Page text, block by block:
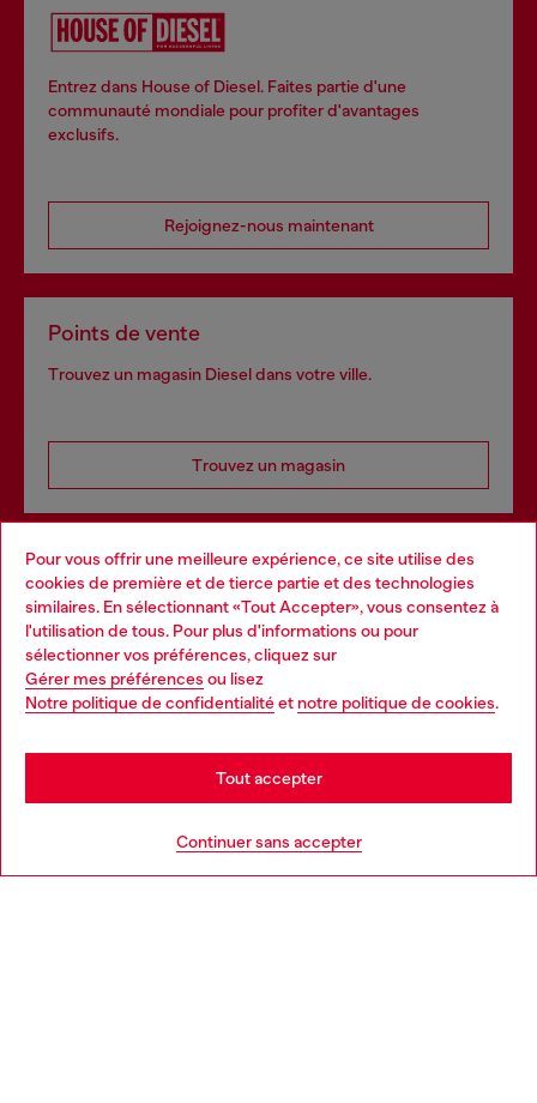
Pour vous offrir une meilleure expérience, ce site utilise des
cookies de première et de tierce partie et des technologies
similaires. En sélectionnant «Tout Accepter», vous consentez à
l'utilisation de tous. Pour plus d'informations ou pour
sélectionner vos préférences, cliquez sur
Gérer mes préférences ou lisez
Notre politique de confidentialitéet notre politique de cookies.
Continuer sans accepter
Tout accepter
Entrez dans House of Diesel. Faites partie d'une
communauté mondiale pour profiter d'avantages
exclusifs.
Rejoignez-nous maintenant
Points de vente
Trouvez un magasin Diesel dans votre ville.
Trouvez un magasin
Services omnicanaux
Découvrez tous nos services, en ligne et en magasin.
En savoir plus
Choose your location
You are currently browsing France website, but it seems you
may be based in United States